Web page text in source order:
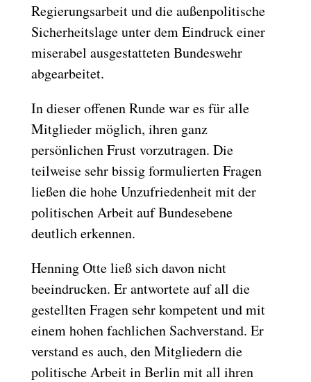
Regierungsarbeit und die außenpolitische
Sicherheitslage unter dem Eindruck einer
miserabel ausgestatteten Bundeswehr
abgearbeitet.
In dieser offenen Runde war es für alle
Mitglieder möglich, ihren ganz
persönlichen Frust vorzutragen. Die
teilweise sehr bissig formulierten Fragen
ließen die hohe Unzufriedenheit mit der
politischen Arbeit auf Bundesebene
deutlich erkennen.
Henning Otte ließ sich davon nicht
beeindrucken. Er antwortete auf all die
gestellten Fragen sehr kompetent und mit
einem hohen fachlichen Sachverstand. Er
verstand es auch, den Mitgliedern die
politische Arbeit in Berlin mit all ihren